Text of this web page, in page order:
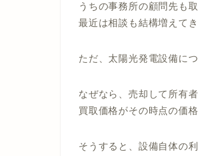
うちの事務所の顧問先も
最近は相談も結構増えてき
ただ、太陽光発電設備につ
なぜなら、売却して所有
買取価格がその時点の価
そうすると、設備自体の